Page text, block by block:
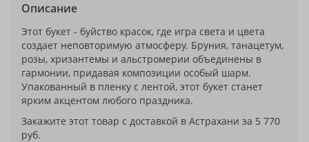
Описание
Этот букет - буйство красок, где игра света и цвета
создает неповторимую атмосферу. Бруния, танацетум,
розы, хризантемы и альстромерии объединены в
гармонии, придавая композиции особый шарм.
Упакованный в пленку с лентой, этот букет станет
ярким акцентом любого праздника.
Закажите этот товар с доставкой в Астрахани за 5 770
руб.